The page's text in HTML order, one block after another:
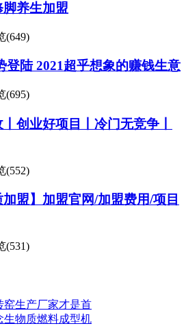
养生加盟
(649)
登陆 2021超乎想象的赚钱生意
(695)
丨创业好项目丨冷门无竞争丨
(552)
加盟】加盟官网/加盟费用/项目
(531)
窑生产厂家才是首
生物质燃料成型机